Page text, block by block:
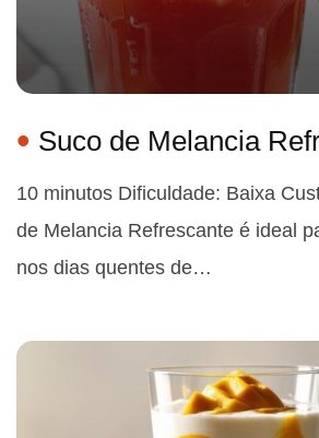
Suco de Melancia
10 minutos Dificuldade: Baixa
de Melancia Refrescante é ideal
nos dias quentes de…